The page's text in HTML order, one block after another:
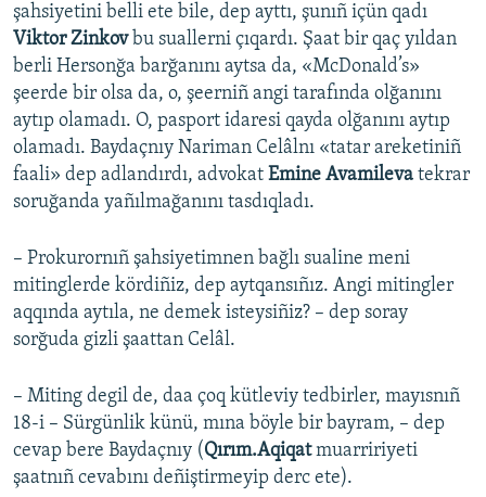
şahsiyetini belli ete bile, dep ayttı, şunıñ içün qadı
Viktor Zinkovbu suallerni çıqardı. Şaat bir qaç yıldan
berli Hersonğa barğanını aytsa da, «McDonald’s»
şeerde bir olsa da, o, şeerniñ angi tarafında olğanını
aytıp olamadı. O, pasport idaresi qayda olğanını aytıp
olamadı. Baydaçnıy Nariman Celâlnı «tatar areketiniñ
faali» dep adlandırdı, advokat Emine Avamileva tekrar
soruğanda yañılmağanını tasdıqladı.
– Prokurornıñ şahsiyetimnen bağlı sualine meni
mitinglerde kördiñiz, dep aytqansıñız. Angi mitingler
aqqında aytıla, ne demek isteysiñiz? – dep soray
sorğuda gizli şaattan Celâl.
– Miting degil de, daa çoq kütleviy tedbirler, mayısnıñ
18-i – Sürgünlik künü, mına böyle bir bayram, – dep
cevap bere Baydaçnıy (Qırım.Aqiqatmuarririyeti
şaatnıñ cevabını deñiştirmeyip derc ete).